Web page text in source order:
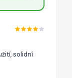
solidní